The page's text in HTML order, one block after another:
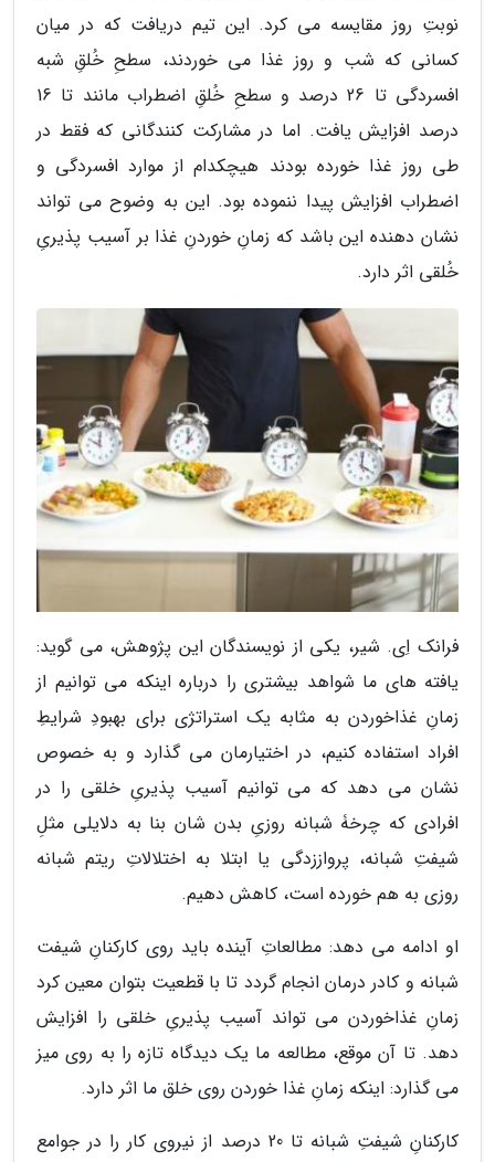
نوبتِ روز مقایسه می کرد. این تیم دریافت که در میان
کسانی که شب و روز غذا می خوردند، سطحِ خُلقِ شبه
افسردگی تا 26 درصد و سطحِ خُلقِ اضطراب مانند تا 16
درصد افزایش یافت. اما در مشارکت کنندگانی که فقط در
طی روز غذا خورده بودند هیچکدام از موارد افسردگی و
اضطراب افزایش پیدا ننموده بود. این به وضوح می تواند
نشان دهنده این باشد که زمانِ خوردنِ غذا بر آسیب پذیریِ
خُلقی اثر دارد.
فرانک اِی. شیر، یکی از نویسندگان این پژوهش، می گوید:
یافته های ما شواهد بیشتری را درباره اینکه می توانیم از
زمانِ غذاخوردن به مثابه یک استراتژی برای بهبودِ شرایطِ
افراد استفاده کنیم، در اختیارمان می گذارد و به خصوص
نشان می دهد که می توانیم آسیب پذیریِ خلقی را در
افرادی که چرخۀ شبانه روزیِ بدن شان بنا به دلایلی مثلِ
شیفتِ شبانه، پرواززدگی یا ابتلا به اختلالاتِ ریتم شبانه
روزی به هم خورده است، کاهش دهیم.
او ادامه می دهد: مطالعاتِ آینده باید روی کارکنانِ شیفت
شبانه و کادر درمان انجام گردد تا با قطعیت بتوان معین کرد
زمانِ غذاخوردن می تواند آسیب پذیریِ خلقی را افزایش
دهد. تا آن موقع، مطالعه ما یک دیدگاه تازه را به روی میز
می گذارد: اینکه زمانِ غذا خوردن روی خلق ما اثر دارد.
کارکنانِ شیفتِ شبانه تا 20 درصد از نیروی کار را در جوامع